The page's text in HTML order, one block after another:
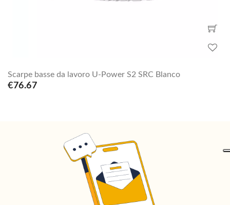
Scarpe basse da lavoro U-Power S2 SRC Blanco
€76.67